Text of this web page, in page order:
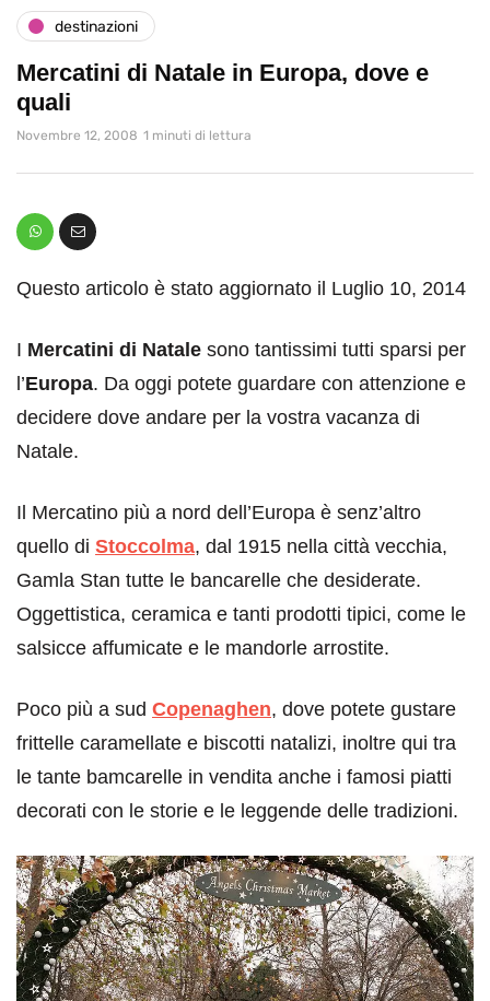
destinazioni
Mercatini di Natale in Europa, dove e
quali
Novembre 12, 2008 1 minuti di lettura
Questo articolo è stato aggiornato il Luglio 10, 2014
I Mercatini di Natale sono tantissimi tutti sparsi per
l’Europa. Da oggi potete guardare con attenzione e
decidere dove andare per la vostra vacanza di
Natale.
Il Mercatino più a nord dell’Europa è senz’altro
quello di Stoccolma, dal 1915 nella città vecchia,
Gamla Stan tutte le bancarelle che desiderate.
Oggettistica, ceramica e tanti prodotti tipici, come le
salsicce affumicate e le mandorle arrostite.
Poco più a sud Copenaghen, dove potete gustare
frittelle caramellate e biscotti natalizi, inoltre qui tra
le tante bamcarelle in vendita anche i famosi piatti
decorati con le storie e le leggende delle tradizioni.